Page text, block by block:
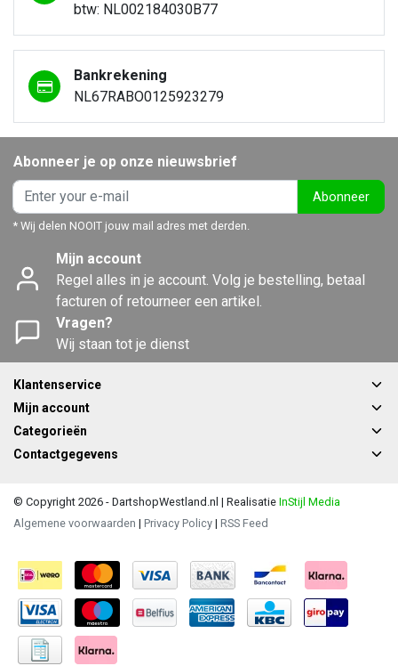
btw: NL002184030B77
Bankrekening
NL67RABO0125923279
Abonneer je op onze nieuwsbrief
Abonneer
* Wij delen NOOIT jouw mail adres met derden.
Mijn account
Regel alles in je account. Volg je bestelling, betaal
facturen of retourneer een artikel.
Vragen?
Wij staan tot je dienst
Klantenservice
Mijn account
Categorieën
Contactgegevens
© Copyright 2026 - DartshopWestland.nl | Realisatie InStijl Media
Algemene voorwaarden | Privacy Policy | RSS Feed